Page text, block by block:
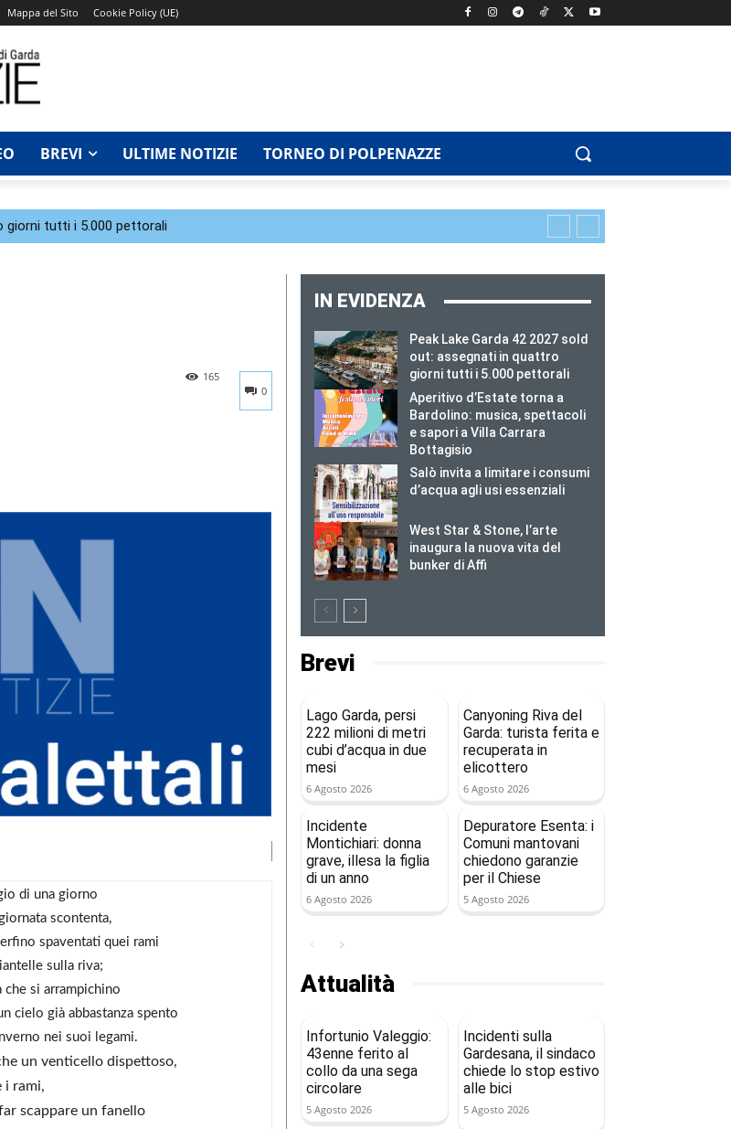
Mappa del Sito Cookie Policy (UE)
BREVI ULTIME NOTIZIE TORNEO DI POLPENAZZE
giorni tutti i 5.000 pettorali
0
165
di una giorno
scontenta,
spaventati quei rami
sulla riva;
che si arrampichino
cielo già abbastanza spento
nei suoi legami.
un venticello dispettoso,
i rami,
scappare un fanello
IN EVIDENZA
Peak Lake Garda 42 2027 sold
out: assegnati in quattro
giorni tutti i 5.000 pettorali
Aperitivo d’Estate torna a
Bardolino: musica, spettacoli
e sapori a Villa Carrara
Bottagisio
Salò invita a limitare i consumi
d’acqua agli usi essenziali
West Star & Stone, l’arte
inaugura la nuova vita del
bunker di Affi
Brevi
Lago Garda, persi
222 milioni di metri
cubi d’acqua in due
mesi
6 Agosto 2026
Canyoning Riva del
Garda: turista ferita e
recuperata in
elicottero
6 Agosto 2026
Incidente
Montichiari: donna
grave, illesa la figlia
di un anno
6 Agosto 2026
Depuratore Esenta: i
Comuni mantovani
chiedono garanzie
per il Chiese
5 Agosto 2026
Attualità
Infortunio Valeggio:
43enne ferito al
collo da una sega
circolare
5 Agosto 2026
Incidenti sulla
Gardesana, il sindaco
chiede lo stop estivo
alle bici
5 Agosto 2026